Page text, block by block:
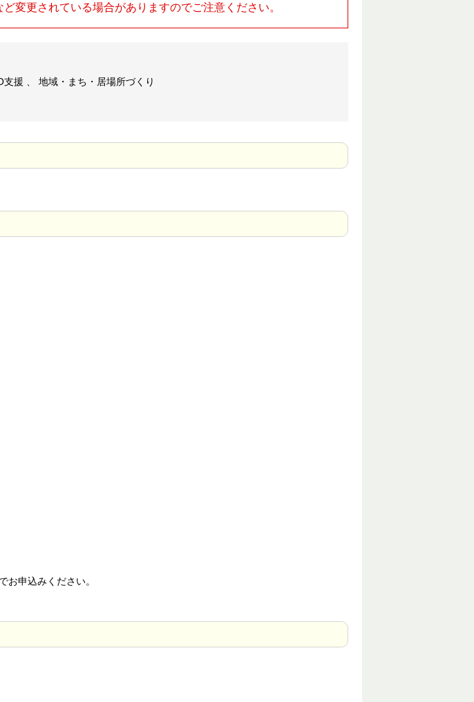
変更されている場合がありますのでご注意ください。
援 、 地域・まち・居場所づくり
お申込みください。